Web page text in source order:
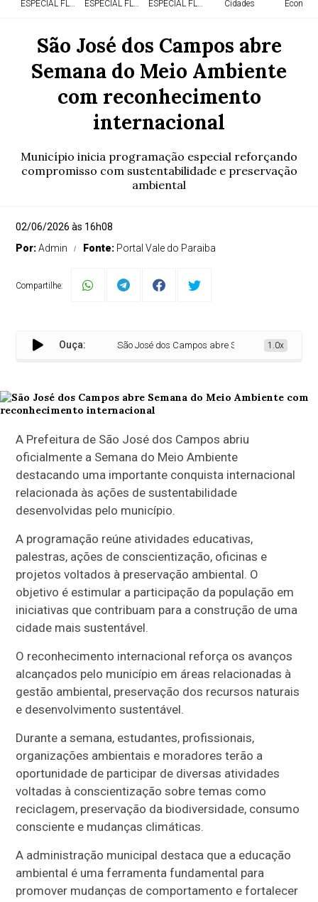
ESPECIAL FLÓRIDAESPECIAL FLÓRIDAESPECIAL FLÓRIDA Cidades
São José dos Campos abre
Semana do Meio Ambiente
com reconhecimento
internacional
Município inicia programação especial reforçando
compromisso com sustentabilidade e preservação
ambiental
02/06/2026 às 16h08
Por:Admin Fonte: Portal Vale do Paraiba
Compartilhe:
Ouça: São José dos Campos abre Semana do Meio
1.0x
A Prefeitura de São José dos Campos abriu
oficialmente a Semana do Meio Ambiente
destacando uma importante conquista internacional
relacionada às ações de sustentabilidade
desenvolvidas pelo município.
A programação reúne atividades educativas,
palestras, ações de conscientização, oficinas e
projetos voltados à preservação ambiental. O
objetivo é estimular a participação da população em
iniciativas que contribuam para a construção de uma
cidade mais sustentável.
O reconhecimento internacional reforça os avanços
alcançados pelo município em áreas relacionadas à
gestão ambiental, preservação dos recursos naturais
e desenvolvimento sustentável.
Durante a semana, estudantes, profissionais,
organizações ambientais e moradores terão a
oportunidade de participar de diversas atividades
voltadas à conscientização sobre temas como
reciclagem, preservação da biodiversidade, consumo
consciente e mudanças climáticas.
A administração municipal destaca que a educação
ambiental é uma ferramenta fundamental para
promover mudanças de comportamento e fortalecer